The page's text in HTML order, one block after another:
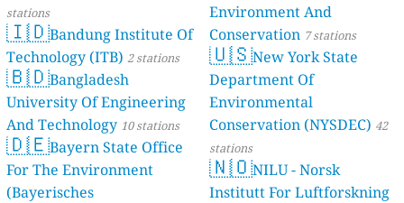
stations
🇮🇩Bandung Institute Of
Technology (ITB) 2 stations
🇧🇩Bangladesh
University Of Engineering
And Technology 10 stations
🇩🇪Bayern State Office
For The Environment
(Bayerisches
Environment And
Conservation 7 stations
🇺🇸New York State
Department Of
Environmental
Conservation (NYSDEC) 42
stations
🇳🇴NILU - Norsk
Institutt For Luftforskning